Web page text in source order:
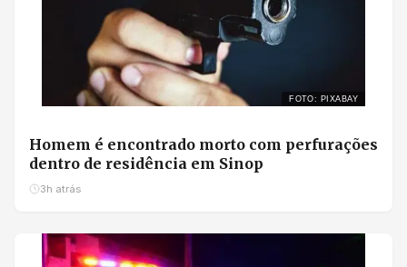
FOTO: PIXABAY
Homem é encontrado morto com perfurações
dentro de residência em Sinop
3h atrás